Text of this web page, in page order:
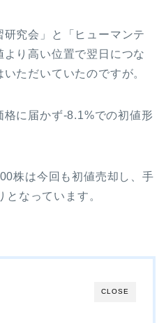
究会」と「ヒューマンテ
り高い位置で翌日につな
ただいていたのですが。
に届かず-8.1%での初値形
株は今回も初値売却し、手
なっています。
CLOSE